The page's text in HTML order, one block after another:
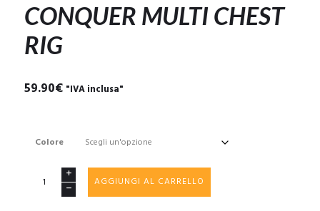
CONQUER MULTI CHEST
RIG
59.90€ "IVA inclusa"
Colore
MULTI
AGGIUNGI AL CARRELLO